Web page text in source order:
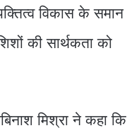
विकास के समान
की सार्थकता को
मिश्रा ने कहा कि